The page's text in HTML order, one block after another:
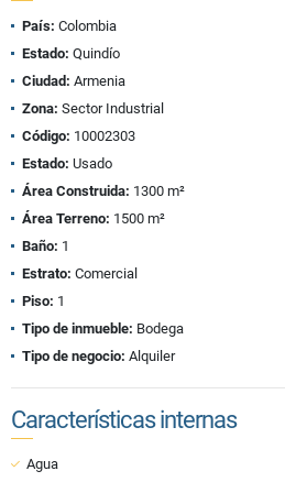
País: Colombia
Estado: Quindío
Ciudad: Armenia
Zona: Sector Industrial
Código: 10002303
Estado: Usado
Área Construida: 1300 m²
Área Terreno: 1500 m²
Baño: 1
Estrato: Comercial
Piso: 1
Tipo de inmueble: Bodega
Tipo de negocio: Alquiler
Características internas
Agua